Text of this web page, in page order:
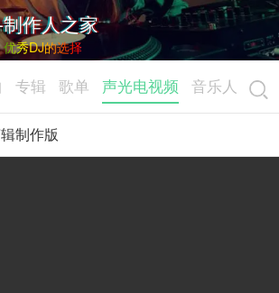
作人之家
秀DJ的选择
专辑 歌单 声光电视频 音乐人
制作版